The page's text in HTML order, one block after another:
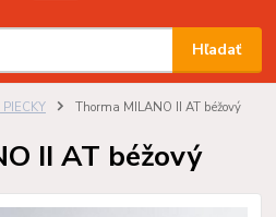
Hľadať
Thorma MILANO II AT béžový
II AT béžový